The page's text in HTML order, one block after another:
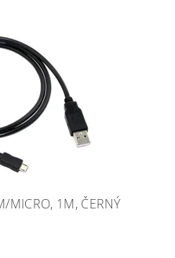
MICRO, 1M, ČERNÝ